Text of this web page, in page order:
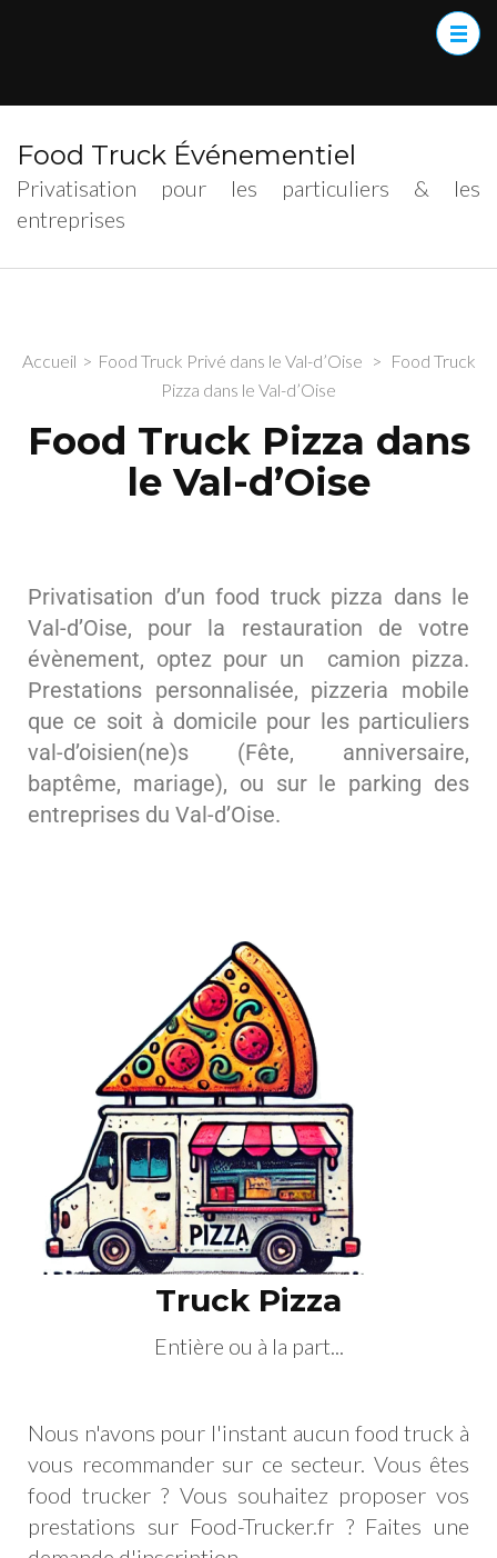
Food Truck Événementiel
Privatisation pour les particuliers & les
entreprises
Accueil > Food Truck Privé dans le Val-d’Oise > Food Truck
Pizza dans le Val-d’Oise
Food Truck Pizza dans
le Val-d’Oise
Privatisation d’un food truck pizza dans le
Val-d’Oise, pour la restauration de votre
évènement, optez pour un camion pizza.
Prestations personnalisée, pizzeria mobile
que ce soit à domicile pour les particuliers
val-d’oisien(ne)s (Fête, anniversaire,
baptême, mariage), ou sur le parking des
entreprises du Val-d’Oise.
Truck Pizza
Entière ou à la part...
Nous n'avons pour l'instant aucun food truck à
vous recommander sur ce secteur. Vous êtes
food trucker ? Vous souhaitez proposer vos
prestations sur Food-Trucker.fr ? Faites une